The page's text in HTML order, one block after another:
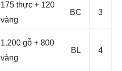
175 thực + 120
vàng
BC 3
1.200 gỗ + 800
vàng
BL 4